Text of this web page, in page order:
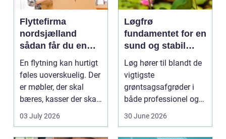
Flyttefirma
nordsjælland
sådan får du en
tryg og effektiv
flytning
En flytning kan hurtigt
føles uoverskuelig. Der
er møbler, der skal
bæres, kasser der skal
pakkes, o...
03 July 2026
Løgfrø
fundamentet for en
sund og stabil
løgavl
Løg hører til blandt de
vigtigste
grøntsagsafgrøder i
både professionel og
hobbybaseret
30 June 2026